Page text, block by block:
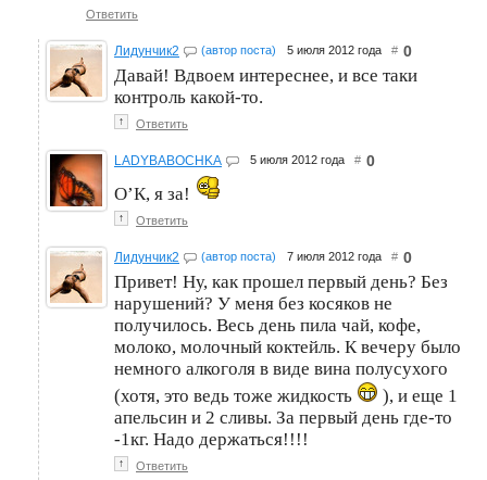
Ответить
Лидунчик2 (автор поста) 5 июля 2012 года # 0
Давай! Вдвоем интереснее, и все таки
контроль какой-то.
↑ Ответить
LADYBABOCHKA 5 июля 2012 года # 0
О’К, я за!
↑ Ответить
Лидунчик2 (автор поста) 7 июля 2012 года # 0
Привет! Ну, как прошел первый день? Без
нарушений? У меня без косяков не
получилось. Весь день пила чай, кофе,
молоко, молочный коктейль. К вечеру было
немного алкоголя в виде вина полусухого
(хотя, это ведь тоже жидкость
), и еще 1
апельсин и 2 сливы. За первый день где-то
-1кг. Надо держаться!!!!
↑ Ответить